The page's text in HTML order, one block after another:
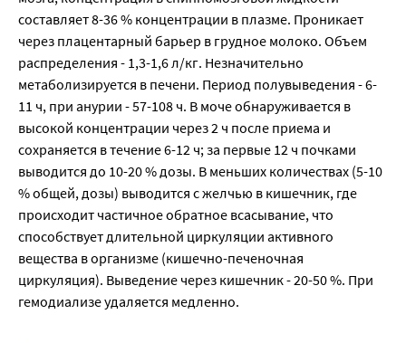
составляет 8-36 % концентрации в плазме. Проникает
через плацентарный барьер в грудное молоко. Объем
распределения - 1,3-1,6 л/кг. Незначительно
метаболизируется в печени. Период полувыведения - 6-
11 ч, при анурии - 57-108 ч. В моче обнаруживается в
высокой концентрации через 2 ч после приема и
сохраняется в течение 6-12 ч; за первые 12 ч почками
выводится до 10-20 % дозы. В меньших количествах (5-10
% общей, дозы) выводится с желчью в кишечник, где
происходит частичное обратное всасывание, что
способствует длительной циркуляции активного
вещества в организме (кишечно-печеночная
циркуляция). Выведение через кишечник - 20-50 %. При
гемодиализе удаляется медленно.